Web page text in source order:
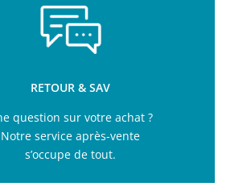
RETOUR & SAV
question sur votre achat ?
Notre service après-vente
s’occupe de tout.